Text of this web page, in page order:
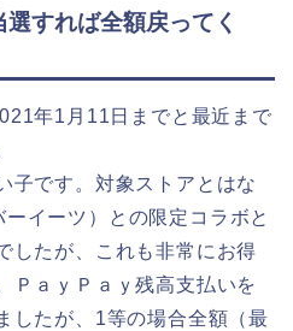
すれば全額戻ってく
年1月11日までと最近まで
子です。対象ストアとはな
イーツ）との限定コラボと
したが、これも非常にお得
ＰａｙＰａｙ残高支払いを
したが、1等の場合全額（最